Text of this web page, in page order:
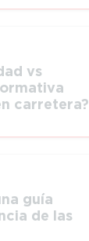
vs
carretera?
guía
de las